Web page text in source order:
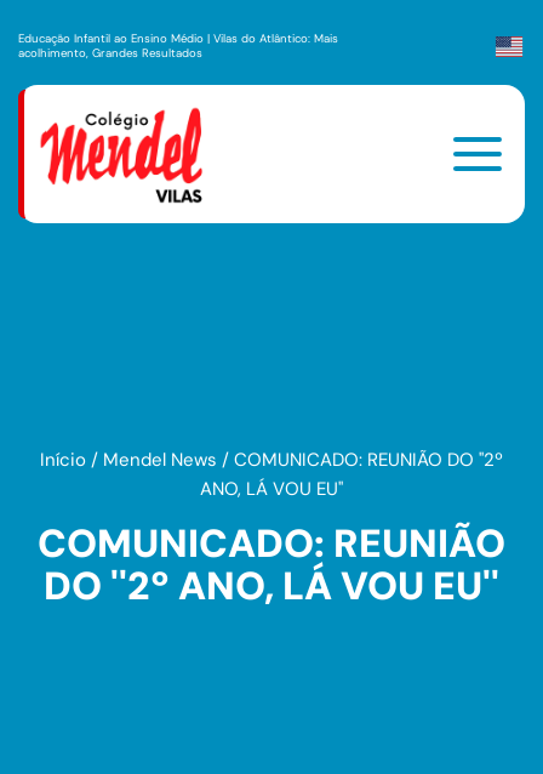
Educação Infantil ao Ensino Médio | Vilas do Atlântico: Mais
acolhimento, Grandes Resultados
Início / Mendel News / COMUNICADO: REUNIÃO DO ''2º
ANO, LÁ VOU EU''
COMUNICADO: REUNIÃO
DO ''2º ANO, LÁ VOU EU''